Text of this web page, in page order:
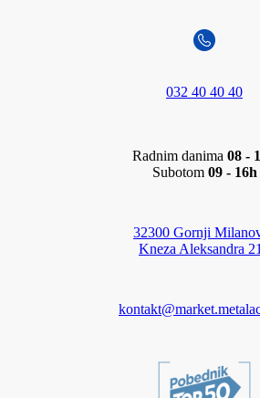
032 40 40 40
Radnim danima 08 -
Subotom 09 - 16h
32300 Gornji
Kneza Aleksandra